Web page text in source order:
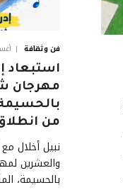
فن وثقافة
مهرجان
من انطلاق
نبيل أخلال
والعشرين
بالحسيمة،